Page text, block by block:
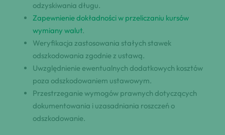
odzyskiwania długu.
Zapewnienie dokładności w przeliczaniu kursów
wymiany walut.
Weryfikacja zastosowania stałych stawek
odszkodowania zgodnie z ustawą.
Uwzględnienie ewentualnych dodatkowych kosztów
poza odszkodowaniem ustawowym.
Przestrzeganie wymogów prawnych dotyczących
dokumentowania i uzasadniania roszczeń o
odszkodowanie.